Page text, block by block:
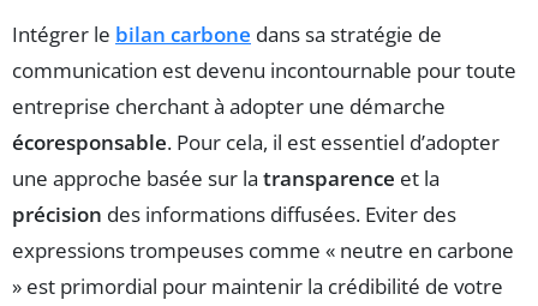
Intégrer le bilan carbone dans sa stratégie de
communication est devenu incontournable pour toute
entreprise cherchant à adopter une démarche
écoresponsable. Pour cela, il est essentiel d’adopter
une approche basée sur la transparence et la
précision des informations diffusées. Eviter des
expressions trompeuses comme « neutre en carbone
» est primordial pour maintenir la crédibilité de votre